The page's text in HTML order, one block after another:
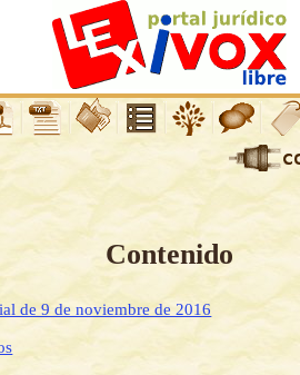
Contenido
de 9 de noviembre de 2016